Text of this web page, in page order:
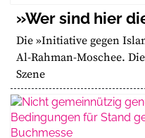
»Wer sind hier
Die »Initiative gegen
Al-Rahman-Moschee.
Szene